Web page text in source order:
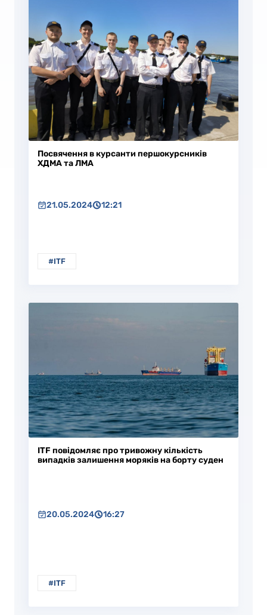
Посвячення в курсанти першокурсників
ХДМА та ЛМА
21.05.2024 12:21
#ITF
ITF повідомляє про тривожну кількість
випадків залишення моряків на борту суден
20.05.2024 16:27
#ITF